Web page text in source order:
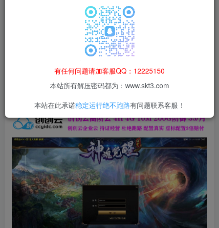
本站所有资源均为网络收集整理而来，仅供学习研究使用，请在下
载后24h内删除，谢谢合作！
本站资源仅用于学习交流，禁止商业运营与违法、侵权
果由使用者自行承担。
有任何问题请加客服QQ：12225150
本站所有解压密码都为：www.skt3.com
本站在此承诺稳定运行绝不跑路有问题联系客服！